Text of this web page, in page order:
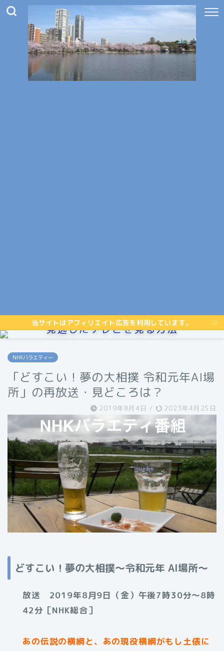
当サイトはアフィリエイト広告を利用しています。
見逃したテレビを見る方法
NHKバラエティー
「どすこい！夢の大相撲 令和元年AI場
所」の再放送・見どころは？
2019年8月4日 / 2023年4月25日
どすこい！夢の大相撲～令和元年 AI場所～
放送 2019年8月9日（金）午後7時30分〜8時
42分［NHK総合］
あの伝説の横綱と、あの現役横綱がもし土俵に